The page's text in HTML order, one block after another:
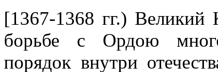
[1367-1368 гг.) Великий
борьбе с Ордою
порядок внутри